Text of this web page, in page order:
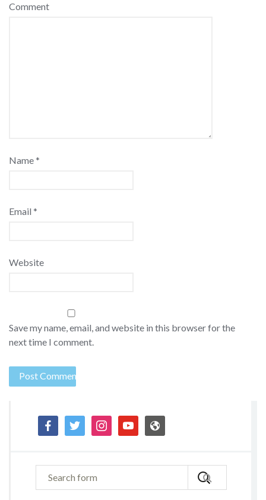
Comment
Name*
Email *
Website
Save my name, email, and website in this browser for the
next time I comment.
facebooktwitter instagramyoutubeadmin-
site